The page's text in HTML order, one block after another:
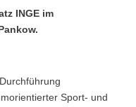
INGE im
Sport- und